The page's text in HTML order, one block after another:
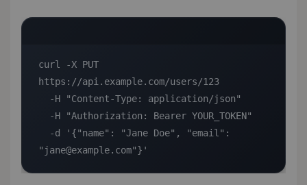
curl -X PUT
https://api.example.com/users/123
"jane@example.com"}'